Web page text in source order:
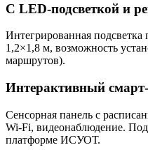
С LED-подсветкой и
Интегрированная
1,2×1,8 м, возможность
маршрутов).
Интерактивный
Сенсорная панель с
Wi-Fi, видеонаблюдение.
платформе ИСУОТ.